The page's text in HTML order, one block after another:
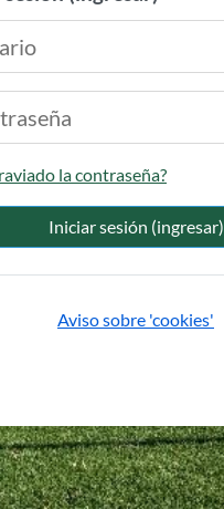
la contraseña?
Iniciar sesión (ingresar)
Aviso sobre 'cookies'